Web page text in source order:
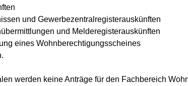
und Gewerbezentralregisterauskünften
und Melderegisterauskünften
eines Wohnberechtigungsscheines
werden keine Anträge für den Fachbereich